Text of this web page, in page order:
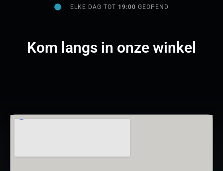
ELKE DAG TOT 19:00GEOPEND
Kom langs in onze winkel